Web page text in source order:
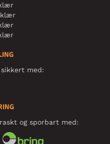
klær
med:
og sporbart med: